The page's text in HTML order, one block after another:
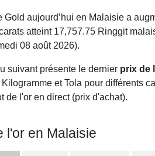
Gold aujourd’hui en Malaisie a
atteint 17,757.75 Ringgit
08 août 2026).
suivant présente le dernier prix de
et Tola pour différents
de l'or en direct (prix d'achat).
l'or en Malaisie